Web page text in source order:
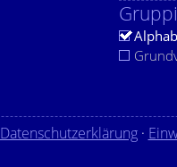
Datenschutzerklärung·